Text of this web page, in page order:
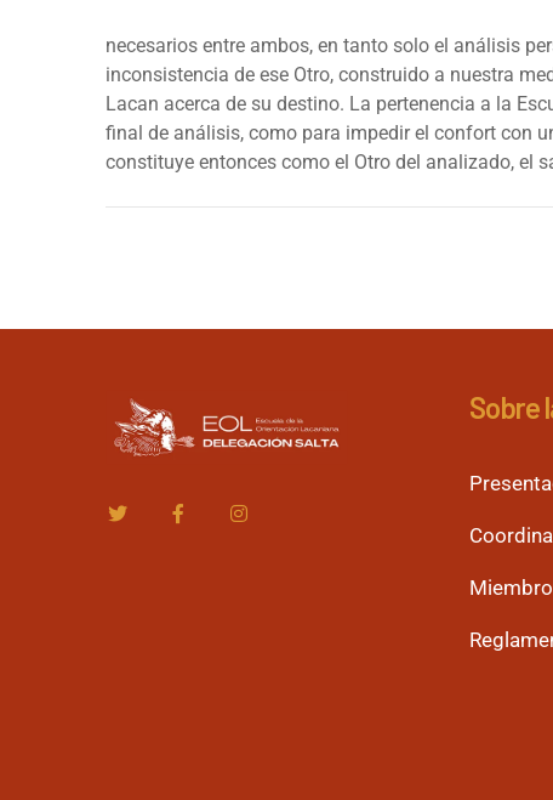
necesarios entre ambos, en tanto solo el análisis
inconsistencia de ese Otro, construido a nuestra
Lacan acerca de su destino. La pertenencia a la
final de análisis, como para impedir el confort con
constituye entonces como el Otro del analizado, el
Sobre